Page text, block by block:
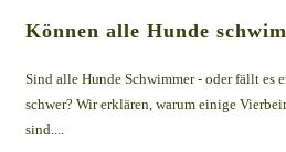
Können alle Hunde
Sind alle Hunde Schwimmer - oder fällt es
schwer? Wir erklären, warum einige
sind....